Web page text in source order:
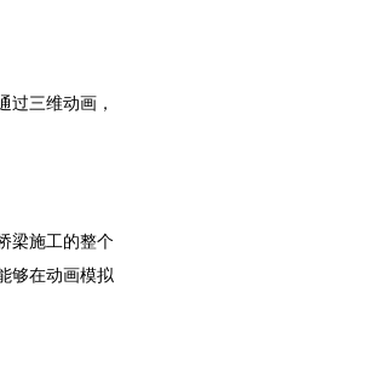
过三维动画，
梁施工的整个
够在动画模拟